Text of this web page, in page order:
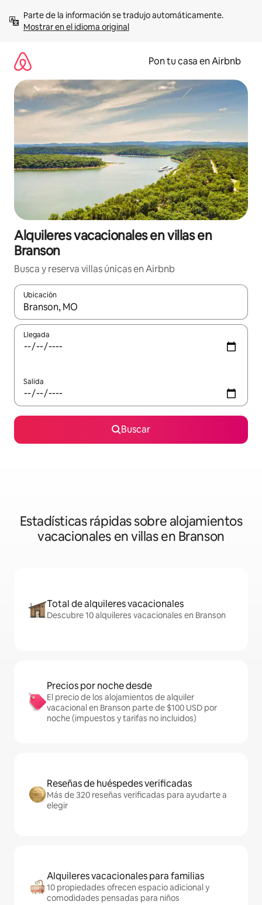
contenidoMostrar en el idioma original
Pon tu casa en Airbnb
Alquileres vacacionales en villas en
Branson
Busca y reserva villas únicas en Airbnb
Ubicación
Cuando los resultados estén disponibles, navega con las
Llegada
Salida
Buscar
Estadísticas rápidas sobre alojamientos
vacacionales en villas en Branson
Total de alquileres vacacionales
Descubre 10 alquileres vacacionales en Branson
Precios por noche desde
El precio de los alojamientos de alquiler
vacacional en Branson parte de $100 USD por
noche (impuestos y tarifas no incluidos)
Reseñas de huéspedes verificadas
Más de 320 reseñas verificadas para ayudarte a
elegir
Alquileres vacacionales para familias
10 propiedades ofrecen espacio adicional y
comodidades pensadas para niños